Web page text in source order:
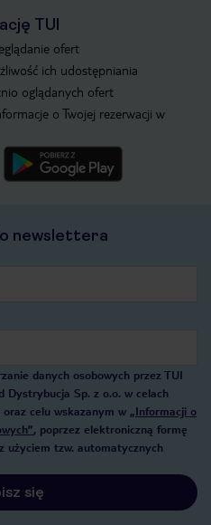
TUI
ofert
ich udostępniania
oglądanych ofert
o Twojej rezerwacji w
newslettera
danych osobowych przez TUI
Dystrybucja Sp. z o.o. w celach
celu wskazanym w „Informacji o
, poprzez elektroniczną formę
użyciem tzw. automatycznych
się